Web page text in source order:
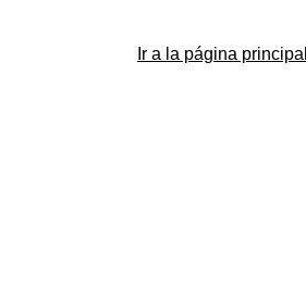
Ir a la página principal